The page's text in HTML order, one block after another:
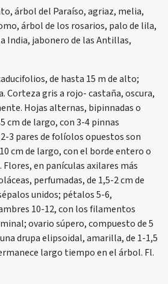
árbol del Paraíso, agriaz, melia,
árbol de los rosarios, palo de lila,
India, jabonero de las Antillas,
de hasta 15 m de alto;
Corteza gris a rojo- castaña, oscura,
Hojas alternas, bipinnadas o
cm de largo, con 3-4 pinnas
3 pares de folíolos opuestos son
cm de largo, con el borde entero o
Flores, en panículas axilares más
perfumadas, de 1,5-2 cm de
unidos; pétalos 5-6,
10-12, con los filamentos
ovario súpero, compuesto de 5
drupa elipsoidal, amarilla, de 1-1,5
largo tiempo en el árbol. Fl.